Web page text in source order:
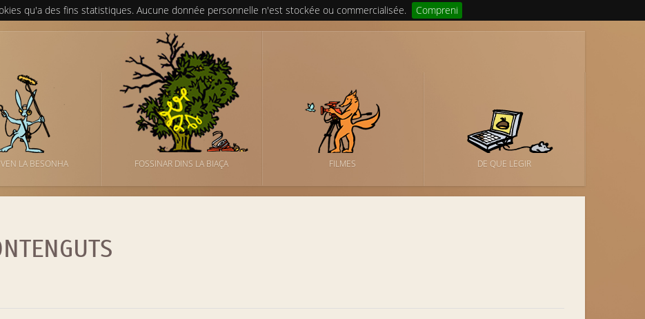
qu'a des fins statistiques. Aucune donnée personnelle n'est stockée ou commercialisée. Compreni
VEN LA BESONHA FOSSINAR DINS LA BIAÇA FILMES DE QUE LEGIR